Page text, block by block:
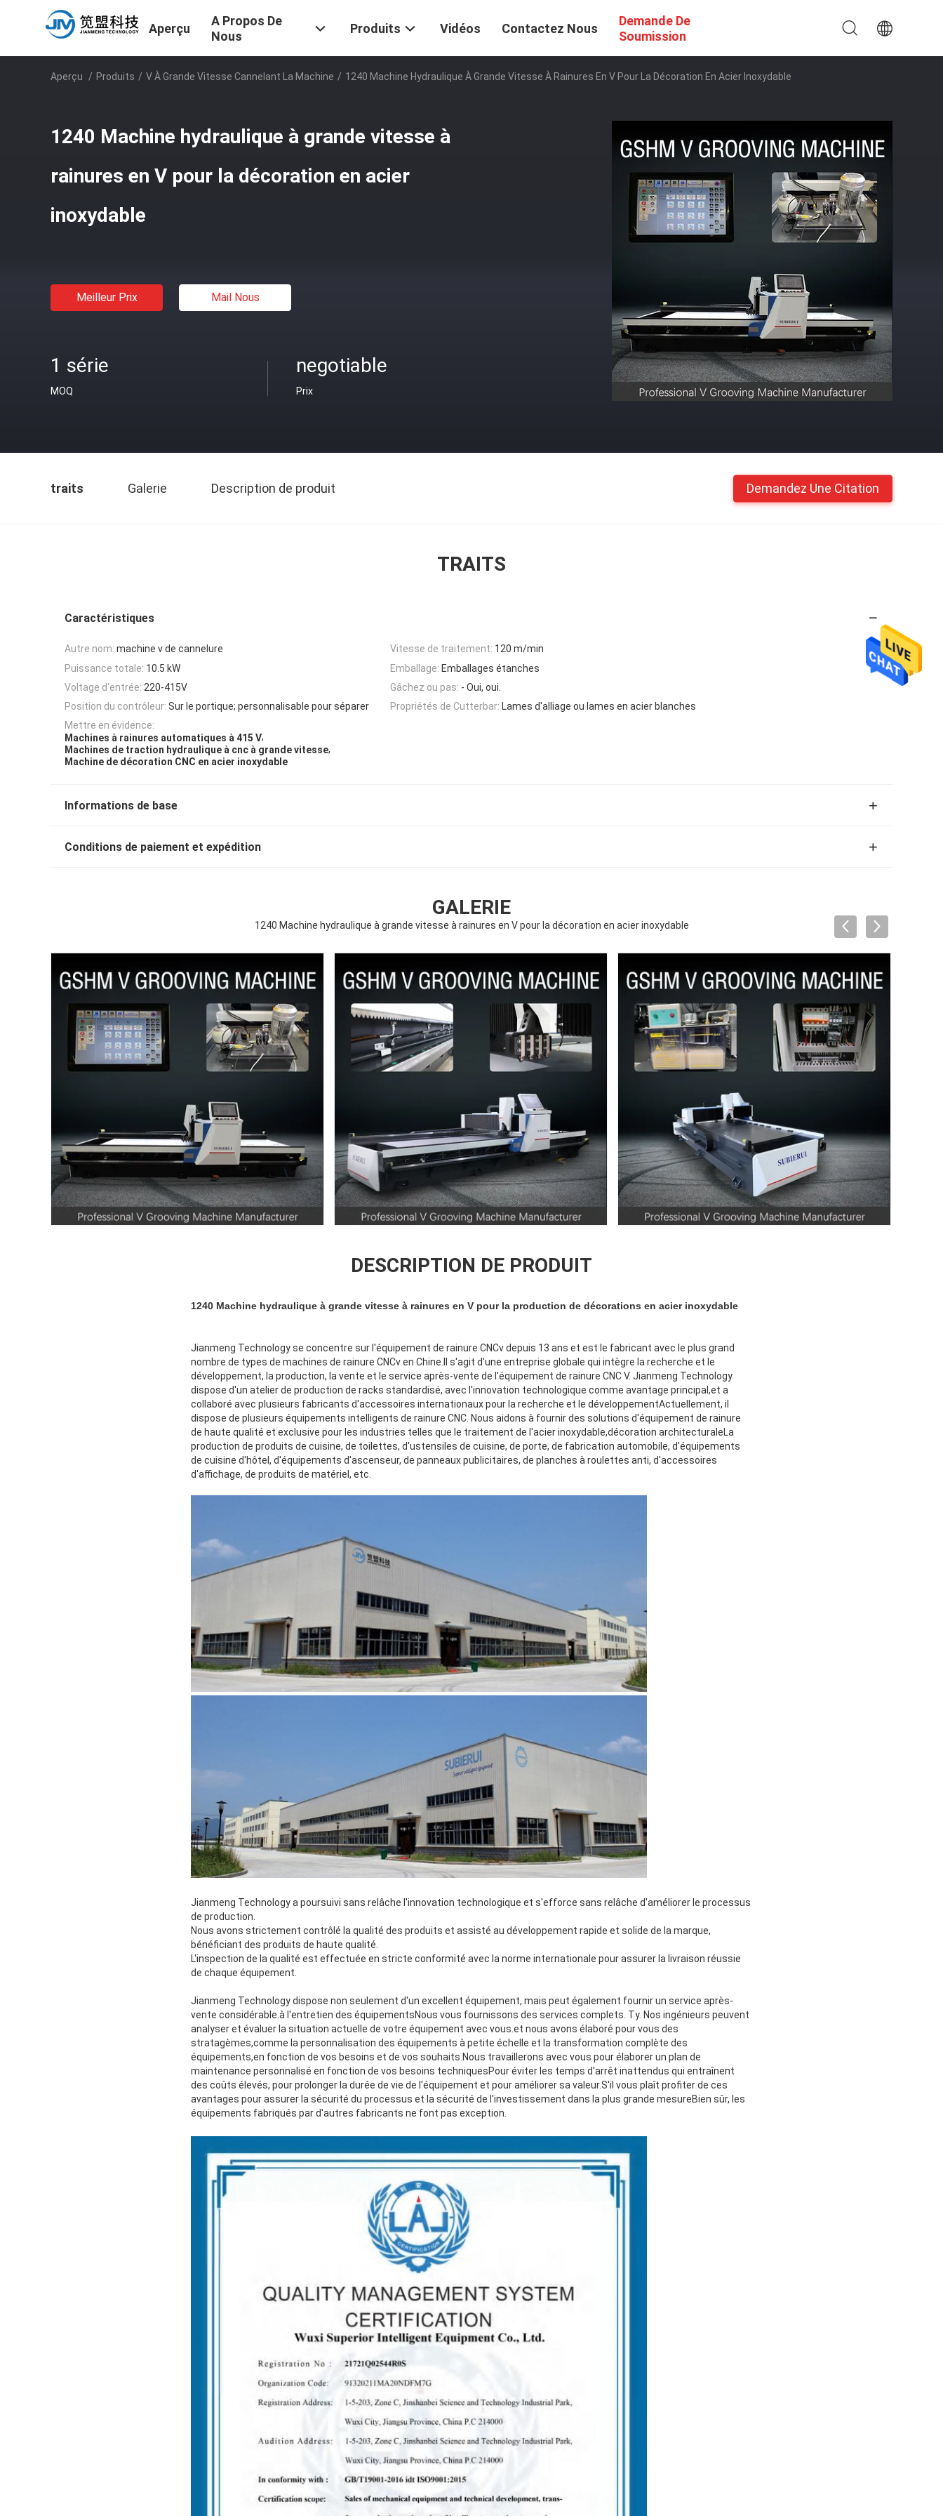
Aperçu
A Propos De
Nous
Produits Vidéos Contactez Nous
Demande De
Soumission
Aperçu / Produits / V À Grande Vitesse Cannelant La Machine / 1240 Machine Hydraulique À Grande Vitesse À Rainures En V Pour La Décoration En Acier Inoxydable
1240 Machine hydraulique à grande vitesse à
rainures en V pour la décoration en acier
inoxydable
Meilleur Prix Mail Nous
1 série
MOQ
negotiable
Prix
traits Galerie Description de produit Demandez Une Citation
TRAITS
Caractéristiques
Autre nom: machine v de cannelure Vitesse de traitement: 120 m/min
Puissance totale: 10.5 kW Emballage: Emballages étanches
Voltage d'entrée: 220-415V Gâchez ou pas: - Oui, oui.
Position du contrôleur: Sur le portique; personnalisable pour séparer Propriétés de Cutterbar: Lames d'alliage ou lames en acier blanches
Mettre en évidence:
Machines à rainures automatiques à 415 V,
Machines de traction hydraulique à cnc à grande vitesse,
Machine de décoration CNC en acier inoxydable
Informations de base
Conditions de paiement et expédition
GALERIE
1240 Machine hydraulique à grande vitesse à rainures en V pour la décoration en acier inoxydable
DESCRIPTION DE PRODUIT
1240 Machine hydraulique à grande vitesse à rainures en V pour la production de décorations en acier inoxydable
Jianmeng Technology se concentre sur l'équipement de rainure CNCv depuis 13 ans et est le fabricant avec le plus grand
nombre de types de machines de rainure CNCv en Chine.Il s'agit d'une entreprise globale qui intègre la recherche et le
développement, la production, la vente et le service après-vente de l'équipement de rainure CNC V. Jianmeng Technology
dispose d'un atelier de production de racks standardisé, avec l'innovation technologique comme avantage principal,et a
collaboré avec plusieurs fabricants d'accessoires internationaux pour la recherche et le développementActuellement, il
dispose de plusieurs équipements intelligents de rainure CNC. Nous aidons à fournir des solutions d'équipement de rainure
de haute qualité et exclusive pour les industries telles que le traitement de l'acier inoxydable,décoration architecturaleLa
production de produits de cuisine, de toilettes, d'ustensiles de cuisine, de porte, de fabrication automobile, d'équipements
de cuisine d'hôtel, d'équipements d'ascenseur, de panneaux publicitaires, de planches à roulettes anti, d'accessoires
d'affichage, de produits de matériel, etc.
Jianmeng Technology a poursuivi sans relâche l'innovation technologique et s'efforce sans relâche d'améliorer le processus
de production.
Nous avons strictement contrôlé la qualité des produits et assisté au développement rapide et solide de la marque,
bénéficiant des produits de haute qualité.
L'inspection de la qualité est effectuée en stricte conformité avec la norme internationale pour assurer la livraison réussie
de chaque équipement.
Jianmeng Technology dispose non seulement d'un excellent équipement, mais peut également fournir un service après-
vente considérable.à l'entretien des équipementsNous vous fournissons des services complets. Ty. Nos ingénieurs peuvent
analyser et évaluer la situation actuelle de votre équipement avec vous.et nous avons élaboré pour vous des
stratagèmes,comme la personnalisation des équipements à petite échelle et la transformation complète des
équipements,en fonction de vos besoins et de vos souhaits.Nous travaillerons avec vous pour élaborer un plan de
maintenance personnalisé en fonction de vos besoins techniquesPour éviter les temps d'arrêt inattendus qui entraînent
des coûts élevés, pour prolonger la durée de vie de l'équipement et pour améliorer sa valeur.S'il vous plaît profiter de ces
avantages pour assurer la sécurité du processus et la sécurité de l'investissement dans la plus grande mesureBien sûr, les
équipements fabriqués par d'autres fabricants ne font pas exception.